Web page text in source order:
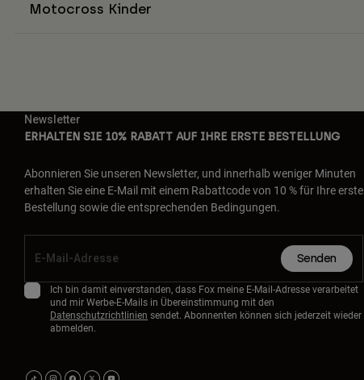
Motocross Kinder
Newsletter
ERHALTEN SIE 10% RABATT AUF IHRE ERSTE BESTELLUNG
Abonnieren Sie unseren Newsletter, und innerhalb weniger Minuten
erhalten Sie eine E-Mail mit einem Rabattcode von 10 % für Ihre erste
Bestellung sowie die entsprechenden Bedingungen.
Senden
Ich bin damit einverstanden, dass Fox meine E-Mail-Adresse verarbeitet
und mir Werbe-E-Mails in Übereinstimmung mit den
Datenschutzrichtlinien sendet. Abonnenten können sich jederzeit wieder
abmelden.